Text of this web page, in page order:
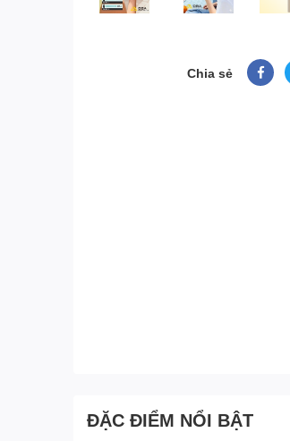
Chia sẻ
ĐẶC ĐIỂM NỔI BẬT